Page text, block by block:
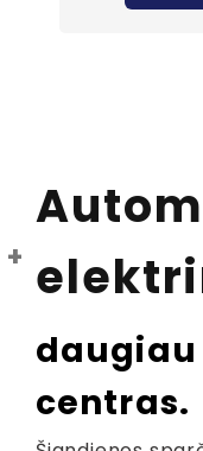
daugiau
centras.